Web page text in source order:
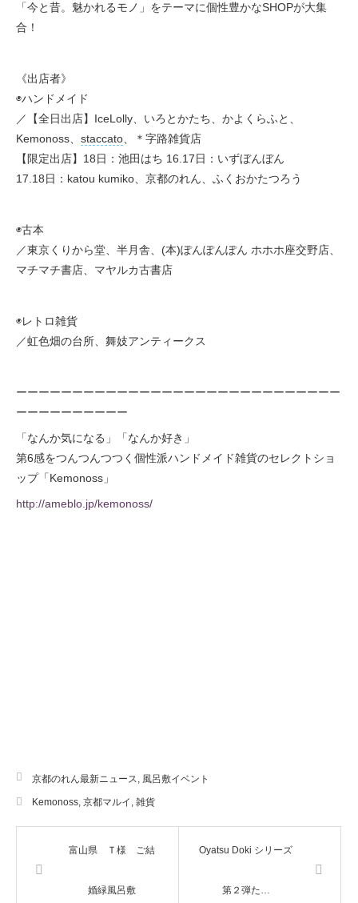
「今と昔。魅かれるモノ」をテーマに個性豊かなSHOPが大集
合！
《出店者》
◉ハンドメイド
／【全日出店】IceLolly、いろとかたち、かよくらふと、
Kemonoss、 staccato 、＊字路雑貨店
【限定出店】18日：池田はち 16.17日：いずぼんぼん
17.18日：katou kumiko、京都のれん、ふくおかたつろう
◉古本
／東京くりから堂、半月舎、(本)ぽんぽんぽん ホホホ座交野店、
マチマチ書店、マヤルカ古書店
◉レトロ雑貨
／虹色畑の台所、舞妓アンティークス
ーーーーーーーーーーーーーーーーーーーーーーーーーーーーー
ーーーーーーーーーー
「なんか気になる」「なんか好き」
第6感をつんつんつつく個性派ハンドメイド雑貨のセレクトショ
ップ「Kemonoss」
http://ameblo.jp/kemonoss/
京都のれん最新ニュース, 風呂敷イベント
Kemonoss, 京都マルイ , 雑貨
富山県 Ｔ様 ご結
婚緑風呂敷
Oyatsu Doki シリーズ
第２弾た…